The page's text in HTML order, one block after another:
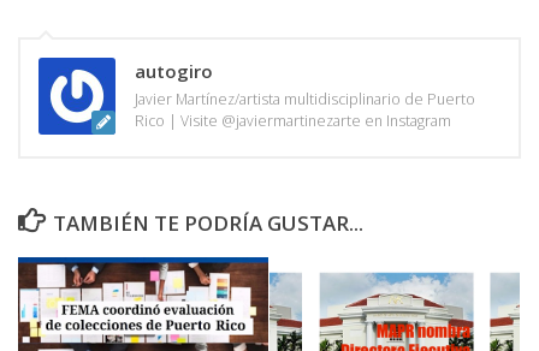
autogiro
Javier Martínez/artista multidisciplinario de Puerto
Rico | Visite @javiermartinezarte en Instagram
TAMBIÉN TE PODRÍA GUSTAR...